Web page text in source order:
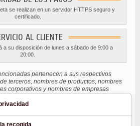
se realizan en un servidor HTTPS seguro y
certificado.
AL CLIENTE
a su disposición de lunes a sábado de 9:00 a
20:00.
pertenecen a sus respectivos
terceros, nombres de productos, nombres
corporativos y nombres de empresas
de otras empresas y se han utilizado
recogida